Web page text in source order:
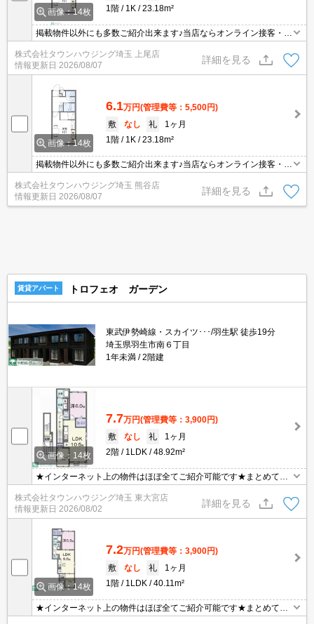
画像：14枚 1階 1K 23.18m²
掲載物件以外にも多数ご紹介出来ます♪当店ならオンライン接客・内
見可能です！メールでのお問い合わせの際は、電話番号も記載頂き
ますとスムーズに御対応できます♪
株式会社タウンハウジング埼玉 上尾店
情報更新日 2026/08/07
詳細を見る
画像：14枚
6.1万円(管理費等：5,500円)
敷
なし 礼
1ヶ月
1階
1K 23.18m²
掲載物件以外にも多数ご紹介出来ます♪当店ならオンライン接客・内
見可能です！メールでのお問い合わせの際は、電話番号も記載頂き
ますとスムーズに御対応できます♪
株式会社タウンハウジング埼玉 熊谷店
情報更新日 2026/08/07
詳細を見る
賃貸アパート トロフェオ ガーデン
東武伊勢崎線・スカイツ･･･/羽生駅 徒歩19分
埼玉県羽生市南６丁目
1年未満
2階建
画像：14枚
7.7万円(管理費等：3,900円)
敷
なし 礼
1ヶ月
2階
1LDK 48.92m²
★インターネット上の物件はほぼ全てご紹介可能です★まとめてご
紹介致します★お部屋探しは情報量地域No１の★タウンハウジング
東大宮店まで★
株式会社タウンハウジング埼玉 東大宮店
情報更新日 2026/08/02
詳細を見る
画像：14枚
7.2万円(管理費等：3,900円)
敷
なし 礼
1ヶ月
1階
1LDK 40.11m²
★インターネット上の物件はほぼ全てご紹介可能です★まとめてご
紹介致します★お部屋探しは情報量地域No１の★タウンハウジング